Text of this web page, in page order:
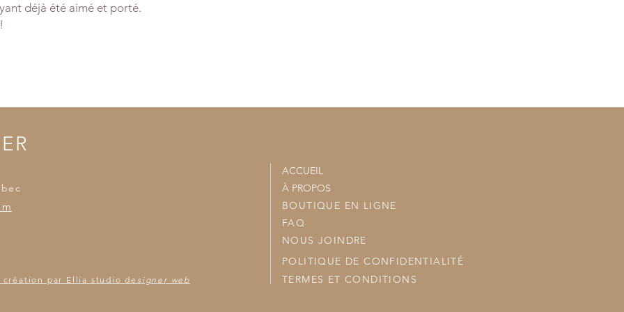
déjà été aimé et porté.
ACCUEIL
À PROPOS
BOUTIQUE EN LIGNE
FAQ
NOUS JOINDRE
POLITIQUE DE CONFIDENTIALITÉ
création par Ellia studio de signer web TERMES ET CONDITIONS